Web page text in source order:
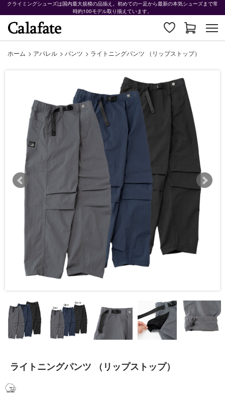
クライミングシューズは国内最大規模の品揃え。初めての一足から最新の本気シューズまで常
時約100モデル取り揃えています。
ホーム > アパレル > パンツ > ライトニングパンツ （リップストップ）
ライトニングパンツ （リップストップ）